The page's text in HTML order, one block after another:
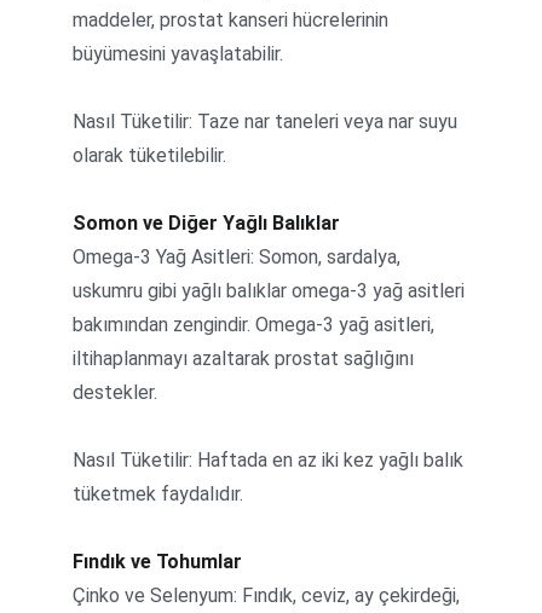
maddeler, prostat kanseri hücrelerinin
büyümesini yavaşlatabilir.
Nasıl Tüketilir: Taze nar taneleri veya nar suyu
olarak tüketilebilir.
Somon ve Diğer Yağlı Balıklar
Omega-3 Yağ Asitleri: Somon, sardalya,
uskumru gibi yağlı balıklar omega-3 yağ asitleri
bakımından zengindir. Omega-3 yağ asitleri,
iltihaplanmayı azaltarak prostat sağlığını
destekler.
Nasıl Tüketilir: Haftada en az iki kez yağlı balık
tüketmek faydalıdır.
Fındık ve Tohumlar
Çinko ve Selenyum: Fındık, ceviz, ay çekirdeği,